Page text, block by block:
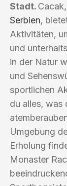
Stadt.
Serbien,
Aktivitäten,
und
in der Natur
und
sportlichen
du alles, was
Umgebung
Erholung
Monaster